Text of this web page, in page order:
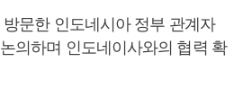
문한 인도네시아 정부 관계자
의하며 인도네이사와의 협력 확